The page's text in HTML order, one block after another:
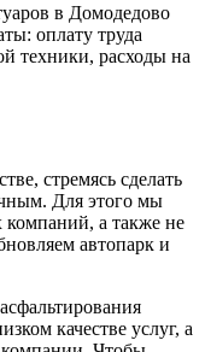
в Домодедово
оплату труда
техники, расходы на
стремясь сделать
Для этого мы
компаний, а также не
автопарк и
качестве услуг, а